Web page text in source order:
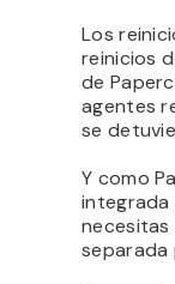
Los
reinicios
de
agentes
se
Y como
integrada
separada